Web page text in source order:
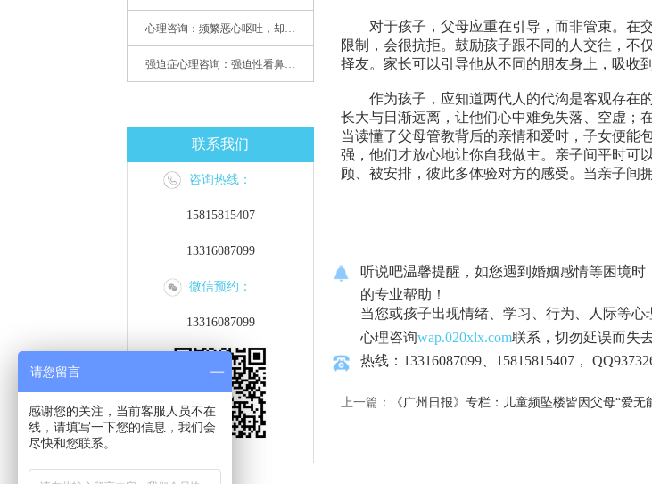
心理咨询：频繁恶心呕吐，却无身体异常
强迫症心理咨询：强迫性看鼻尖，害我无法学习
联系我们
咨询热线：
15815815407
13316087099
微信预约：
13316087099
对于孩子，父母应重在引导，而非管束。在
限制，会很抗拒。鼓励孩子跟不同的人交往，不
择友。家长可以引导他从不同的朋友身上，吸收
作为孩子，应知道两代人的代沟是客观存在
长大与日渐远离，让他们心中难免失落、空虚；
当读懂了父母管教背后的亲情和爱时，子女便能
强，他们才放心地让你自我做主。亲子间平时可
顾、被安排，彼此多体验对方的感受。当亲子间
听说吧温馨提醒，如您遇到婚姻感情等困境
的专业帮助！
当您或孩子出现情绪、学习、行为、人际等
心理咨询wap.020xlx.com联系，切勿延误而失
热线：13316087099、15815815407，
上一篇： 《广州日报》专栏：儿童频坠楼皆因父母“爱无
请您留言
感谢您的关注，当前客服人员不在
线，请填写一下您的信息，我们会
尽快和您联系。